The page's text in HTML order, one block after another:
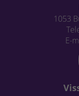
1053
E-